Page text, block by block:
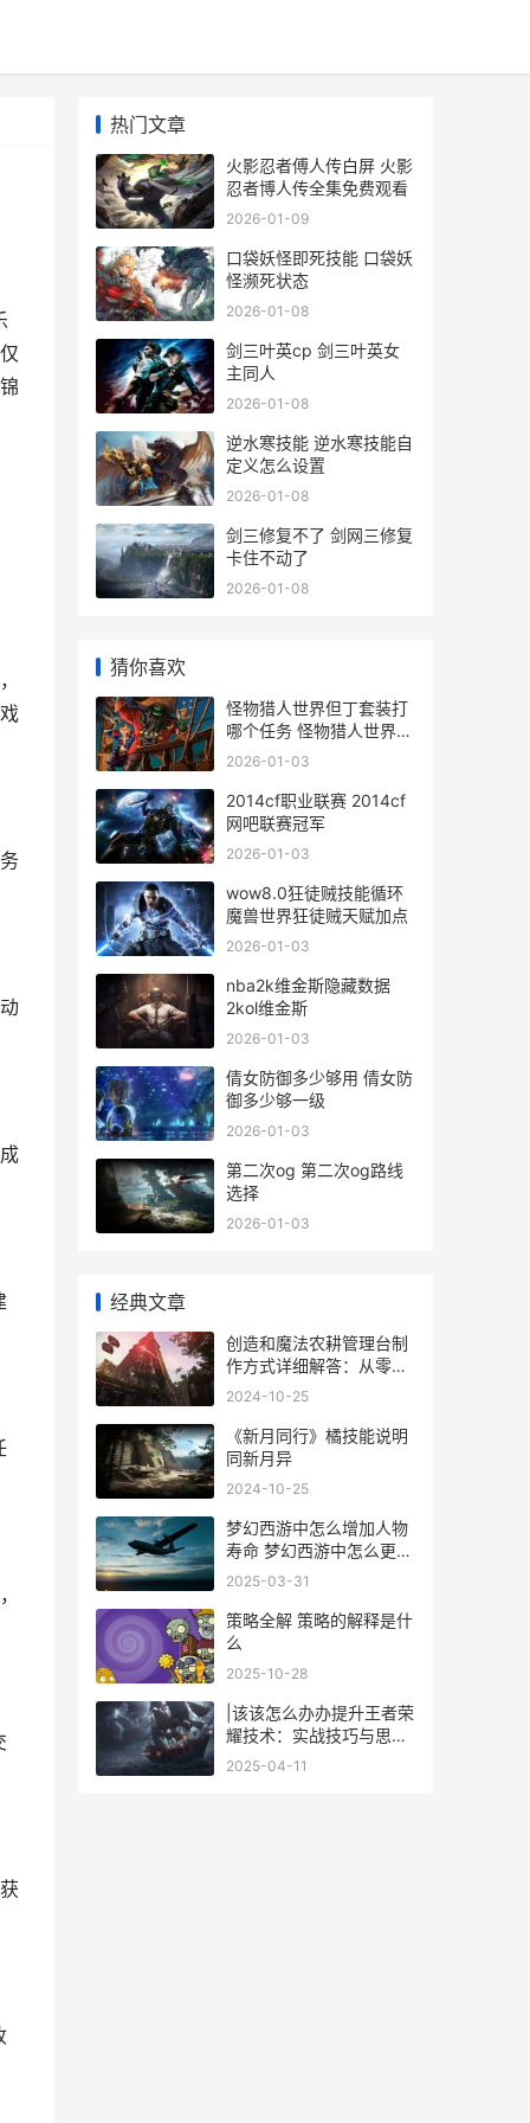
热门文章
火影忍者傅人传白屏 火影
忍者博人传全集免费观看
2026-01-09
口袋妖怪即死技能 口袋妖
怪濒死状态
2026-01-08
剑三叶英cp 剑三叶英女
主同人
2026-01-08
逆水寒技能 逆水寒技能自
定义怎么设置
2026-01-08
剑三修复不了 剑网三修复
卡住不动了
2026-01-08
猜你喜欢
怪物猎人世界但丁套装打
哪个任务 怪物猎人世界但
丁外观
2026-01-03
2014cf职业联赛 2014cf
网吧联赛冠军
2026-01-03
wow8.0狂徒贼技能循环
魔兽世界狂徒贼天赋加点
2026-01-03
nba2k维金斯隐藏数据
2kol维金斯
2026-01-03
倩女防御多少够用 倩女防
御多少够一级
2026-01-03
第二次og 第二次og路线
选择
2026-01-03
经典文章
创造和魔法农耕管理台制
作方式详细解答：从零开
始的田园管理诀窍 创造与
2024-10-25
《新月同行》橘技能说明
同新月异
2024-10-25
梦幻西游中怎么增加人物
寿命 梦幻西游中怎么更改
头发颜色
2025-03-31
策略全解 策略的解释是什
么
2025-10-28
|该该怎么办办提升王者荣
耀技术：实战技巧与思路
解析|
2025-04-11